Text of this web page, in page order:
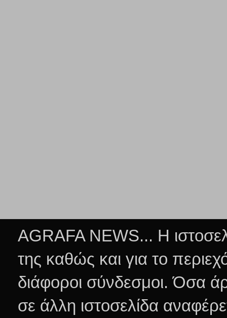
AGRAFA NEWS... Η
της καθώς και για το
διάφοροι σύνδεσμοι.Όσα
σε άλλη ιστοσελίδα